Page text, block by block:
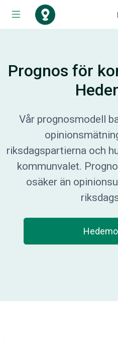
Prognos för
Vår prognosmodell
riksdagspartierna och
kommunvalet.
osäker än